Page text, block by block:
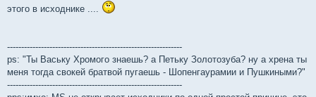
этого в исходнике ....
--------------------------------------------------------------
ps: "Ты Ваську Хромого знаешь? а Петьку Золотозуба? ну а хрена ты
меня тогда свокей братвой пугаешь - Шопенгаурамии и Пушкиными?"
--------------------------------------------------------------